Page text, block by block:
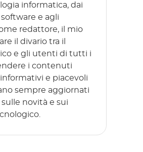
informatica, dai
e agli
redattore, il mio
il divario tra il
e gli utenti di tutti i
i contenuti
e piacevoli
sempre aggiornati
novità e sui